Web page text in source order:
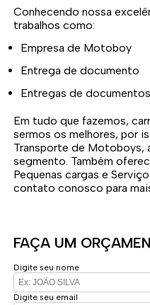
Conhecendo nossa
trabalhos como:
Empresa de Motoboy
Entrega de documento
Entregas de documentos
Em tudo que fazemos,
sermos os melhores, por
Transporte de Motoboys,
segmento. Também
Pequenas cargas e
contato conosco para
FAÇA UM
Digite seu nome
Digite seu email